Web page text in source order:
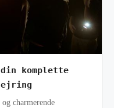
komplette
charmerende